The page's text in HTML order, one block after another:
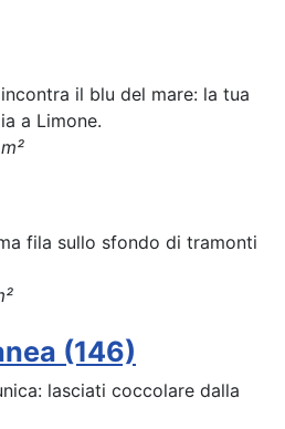
il blu del mare: la tua
a Limone.
fila sullo sfondo di tramonti
(146)
lasciati coccolare dalla